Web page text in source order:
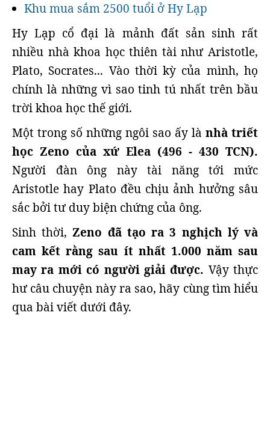
Khu mua sắm 2500 tuổi ở Hy Lạp
Hy Lạp cổ đại là mảnh đất sản sinh rất
nhiều nhà khoa học thiên tài như Aristotle,
Plato, Socrates... Vào thời kỳ của mình, họ
chính là những vì sao tinh tú nhất trên bầu
trời khoa học thế giới.
Một trong số những ngôi sao ấy là nhà triết
học Zeno của xứ Elea (496 - 430 TCN).
Người đàn ông này tài năng tới mức
Aristotle hay Plato đều chịu ảnh hưởng sâu
sắc bởi tư duy biện chứng của ông.
Sinh thời, Zeno đã tạo ra 3 nghịch lý và
cam kết rằng sau ít nhất 1.000 năm sau
may ra mới có người giải được. Vậy thực
hư câu chuyện này ra sao, hãy cùng tìm hiểu
qua bài viết dưới đây.